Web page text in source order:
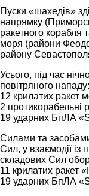
Пуски «шахедів»
напрямку
ракетного корабля
моря (райони
району
Усього, під час
повітряного нападу:
12 крилатих ракет
2 протикорабельні
19 ударних БпЛА
Силами та
Сил, у взаємодії
складових Сил
11 крилатих ракет
19 ударних БпЛА